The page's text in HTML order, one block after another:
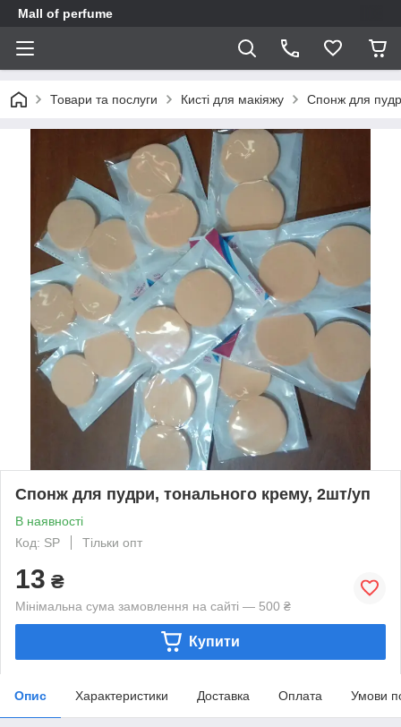
Mall of perfume
Товари та послуги Кисті для макіяжу Спонж для
Спонж для пудри, тонального крему, 2шт/уп
В наявності
Код: SP
Тільки опт
13 ₴
Мінімальна сума замовлення на сайті — 500 ₴
Купити
Опис Характеристики Доставка Оплата Умови